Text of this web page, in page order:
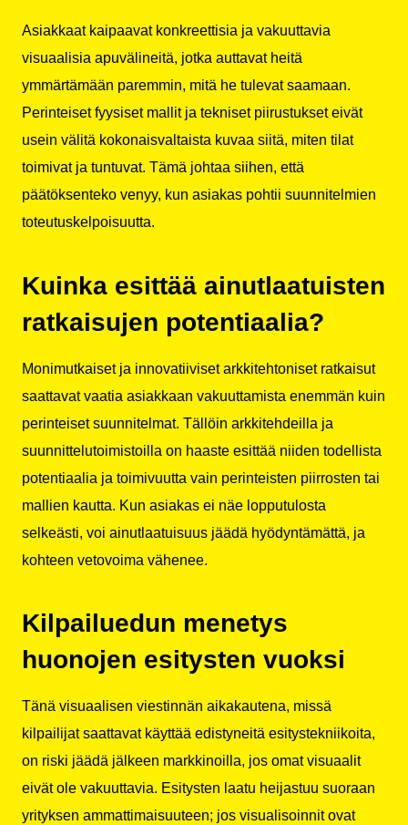
Asiakkaat kaipaavat konkreettisia ja vakuuttavia
visuaalisia apuvälineitä, jotka auttavat heitä
ymmärtämään paremmin, mitä he tulevat saamaan.
Perinteiset fyysiset mallit ja tekniset piirustukset eivät
usein välitä kokonaisvaltaista kuvaa siitä, miten tilat
toimivat ja tuntuvat. Tämä johtaa siihen, että
päätöksenteko venyy, kun asiakas pohtii suunnitelmien
toteutuskelpoisuutta.
Kuinka esittää ainutlaatuisten
ratkaisujen potentiaalia?
Monimutkaiset ja innovatiiviset arkkitehtoniset ratkaisut
saattavat vaatia asiakkaan vakuuttamista enemmän kuin
perinteiset suunnitelmat. Tällöin arkkitehdeilla ja
suunnittelutoimistoilla on haaste esittää niiden todellista
potentiaalia ja toimivuutta vain perinteisten piirrosten tai
mallien kautta. Kun asiakas ei näe lopputulosta
selkeästi, voi ainutlaatuisuus jäädä hyödyntämättä, ja
kohteen vetovoima vähenee.
Kilpailuedun menetys
huonojen esitysten vuoksi
Tänä visuaalisen viestinnän aikakautena, missä
kilpailijat saattavat käyttää edistyneitä esitystekniikoita,
on riski jäädä jälkeen markkinoilla, jos omat visuaalit
eivät ole vakuuttavia. Esitysten laatu heijastuu suoraan
yrityksen ammattimaisuuteen; jos visualisoinnit ovat